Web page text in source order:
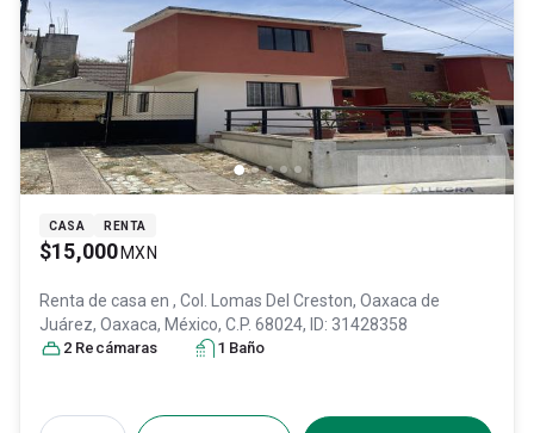
CASA RENTA
$15,000 MXN
Renta de casa en , Col. Lomas Del Creston, Oaxaca de
Juárez, Oaxaca, México, C.P. 68024, ID: 31428358
2 Recámaras 1 Baño